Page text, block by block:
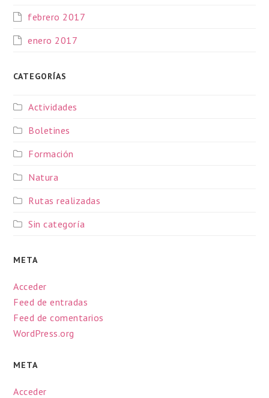
febrero 2017
enero 2017
CATEGORÍAS
Actividades
Boletines
Formación
Natura
Rutas realizadas
Sin categoría
META
Acceder
Feed de entradas
Feed de comentarios
WordPress.org
META
Acceder